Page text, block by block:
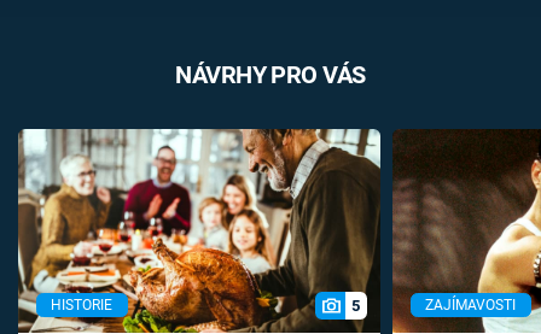
NÁVRHY PRO VÁS
HISTORIE 5 ZAJÍMAVOSTI